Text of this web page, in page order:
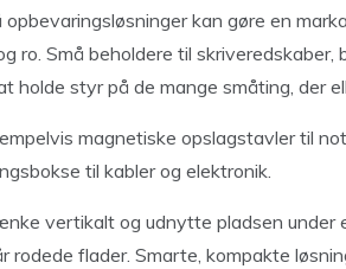
opbevaringsløsninger kan gøre en
ro. Små beholdere til
holde styr på de mange småting, der
magnetiske opslagstavler til
til kabler og elektronik.
vertikalt og udnytte pladsen under
rodede flader. Smarte, kompakte